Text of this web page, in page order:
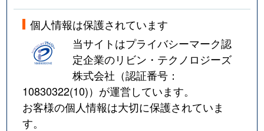
個人情報は保護されています
当サイトはプライバシーマーク認
定企業のリビン・テクノロジーズ
株式会社（認証番号：
10830322(10)）が運営しています。
お客様の個人情報は大切に保護されていま
す。